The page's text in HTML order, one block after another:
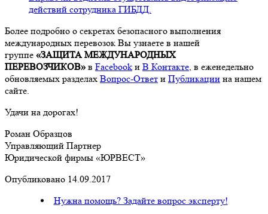
действий сотрудника ГИБДД.
Более подробно о секретах безопасного выполнения
международных перевозок Вы узнаете в нашей
группе «ЗАЩИТА МЕЖДУНАРОДНЫХ
ПЕРЕВОЗЧИКОВ» в Facebook и В Контакте, в еженедельно
обновляемых разделах Вопрос-Ответ и Публикации на нашем
сайте.
Удачи на дорогах!
Роман Образцов
Управляющий Партнер
Юридической фирмы «ЮРВЕСТ»
Опубликовано 14.09.2017
Нужна помощь? Задайте вопрос эксперту!